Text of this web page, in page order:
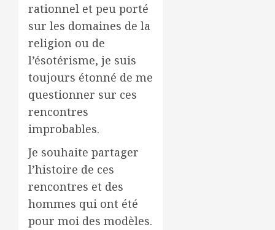
rationnel et peu porté
sur les domaines de la
religion ou de
l’ésotérisme, je suis
toujours étonné de me
questionner sur ces
rencontres
improbables.
Je souhaite partager
l’histoire de ces
rencontres et des
hommes qui ont été
pour moi des modèles.